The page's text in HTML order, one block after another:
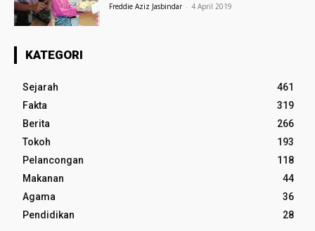
Freddie Aziz Jasbindar - 4 April 2019
KATEGORI
Sejarah
461
Fakta
319
Berita
266
Tokoh
193
Pelancongan
118
Makanan
44
Agama
36
Pendidikan
28